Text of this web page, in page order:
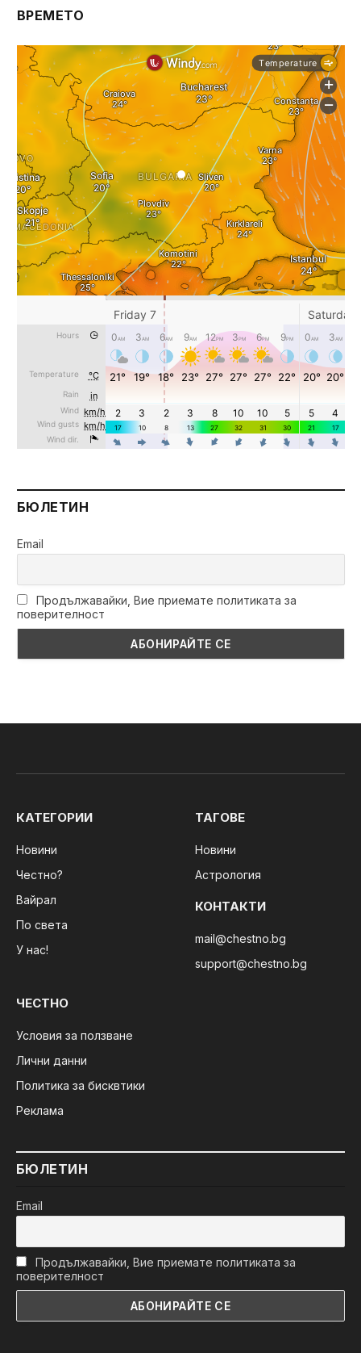
ВРЕМЕТО
БЮЛЕТИН
Email
Продължавайки, Вие приемате политиката за
поверителност
КАТЕГОРИИ
Новини
Честно?
Вайрал
По света
У нас!
ТАГОВЕ
Новини
Астрология
КОНТАКТИ
mail@chestno.bg
support@chestno.bg
ЧЕСТНО
Условия за ползване
Лични данни
Политика за бисквтики
Реклама
БЮЛЕТИН
Email
Продължавайки, Вие приемате политиката за
поверителност